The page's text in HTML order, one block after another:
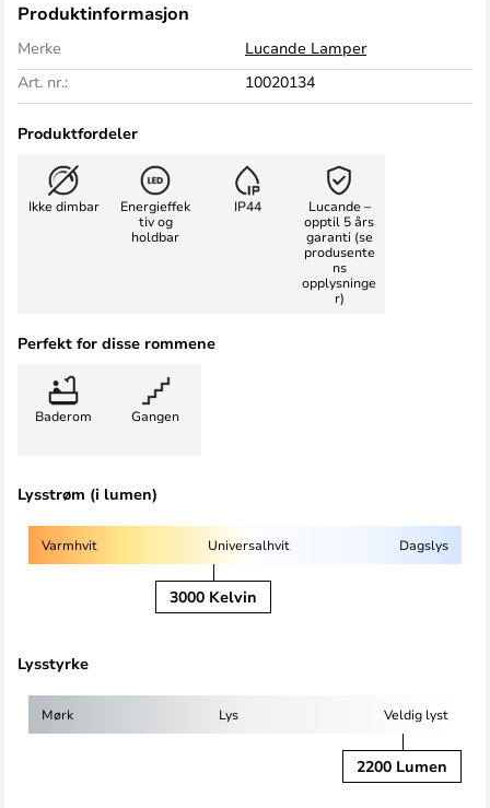
Produktinformasjon
Merke
Lucande Lamper
Art. nr.:
10020134
Produktfordeler
Ikke dimbar
Energieffek
tiv og
holdbar
IP44
Lucande –
opptil 5 års
garanti (se
produsente
ns
opplysninge
r)
Perfekt for disse rommene
Baderom Gangen
Lysstrøm (i lumen)
Varmhvit Universalhvit Dagslys
3000 Kelvin
Lysstyrke
Mørk Lys Veldig lyst
2200 Lumen